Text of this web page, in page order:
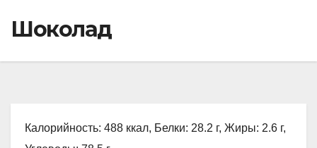
Шоколад
Калорийность: 488 ккал, Белки: 28.2 г, Жиры: 2.6 г,